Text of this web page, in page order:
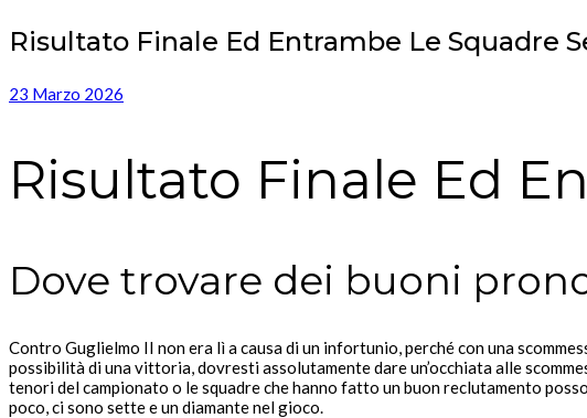
Risultato Finale Ed Entrambe Le Squadre
23 Marzo 2026
Risultato Finale Ed
Dove trovare dei buoni
Contro Guglielmo II non era lì a causa di un infortunio, perché con una
possibilità di una vittoria, dovresti assolutamente dare un’occhiata alle
tenori del campionato o le squadre che hanno fatto un buon reclutamento
poco, ci sono sette e un diamante nel gioco.